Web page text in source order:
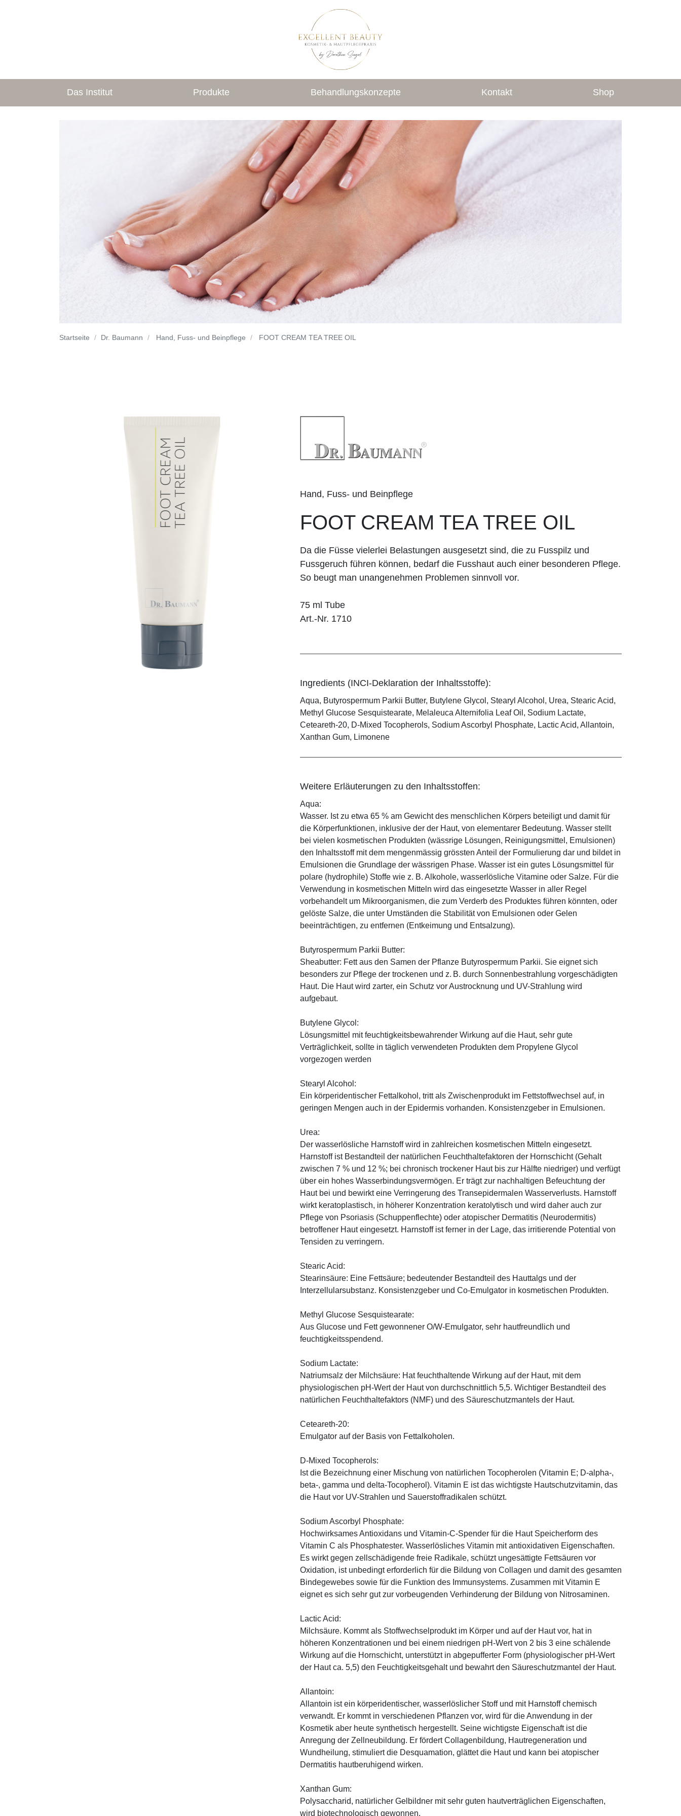
Das Institut Produkte Behandlungskonzepte Kontakt Shop
Startseite Dr. Baumann Hand, Fuss- und Beinpflege FOOT CREAM TEA TREE OIL
Hand, Fuss- und Beinpflege
FOOT CREAM TEA TREE OIL
Da die Füsse vielerlei Belastungen ausgesetzt sind, die zu Fusspilz und
Fussgeruch führen können, bedarf die Fusshaut auch einer besonderen Pflege.
So beugt man unangenehmen Problemen sinnvoll vor.
75 ml Tube
Art.-Nr. 1710
Ingredients (INCI-Deklaration der Inhaltsstoffe):
Aqua, Butyrospermum Parkii Butter, Butylene Glycol, Stearyl Alcohol, Urea, Stearic Acid,
Methyl Glucose Sesquistearate, Melaleuca Alternifolia Leaf Oil, Sodium Lactate,
Ceteareth-20, D-Mixed Tocopherols, Sodium Ascorbyl Phosphate, Lactic Acid, Allantoin,
Xanthan Gum, Limonene
Weitere Erläuterungen zu den Inhaltsstoffen:
Aqua:
Wasser. Ist zu etwa 65 % am Gewicht des menschlichen Körpers beteiligt und damit für
die Körperfunktionen, inklusive der der Haut, von elementarer Bedeutung. Wasser stellt
bei vielen kosmetischen Produkten (wässrige Lösungen, Reinigungsmittel, Emulsionen)
den Inhaltsstoff mit dem mengenmässig grössten Anteil der Formulierung dar und bildet in
Emulsionen die Grundlage der wässrigen Phase. Wasser ist ein gutes Lösungsmittel für
polare (hydrophile) Stoffe wie z. B. Alkohole, wasserlösliche Vitamine oder Salze. Für die
Verwendung in kosmetischen Mitteln wird das eingesetzte Wasser in aller Regel
vorbehandelt um Mikroorganismen, die zum Verderb des Produktes führen könnten, oder
gelöste Salze, die unter Umständen die Stabilität von Emulsionen oder Gelen
beeinträchtigen, zu entfernen (Entkeimung und Entsalzung).
Butyrospermum Parkii Butter:
Sheabutter: Fett aus den Samen der Pflanze Butyrospermum Parkii. Sie eignet sich
besonders zur Pflege der trockenen und z. B. durch Sonnenbestrahlung vorgeschädigten
Haut. Die Haut wird zarter, ein Schutz vor Austrocknung und UV-Strahlung wird
aufgebaut.
Butylene Glycol:
Lösungsmittel mit feuchtigkeitsbewahrender Wirkung auf die Haut, sehr gute
Verträglichkeit, sollte in täglich verwendeten Produkten dem Propylene Glycol
vorgezogen werden
Stearyl Alcohol:
Ein körperidentischer Fettalkohol, tritt als Zwischenprodukt im Fettstoffwechsel auf, in
geringen Mengen auch in der Epidermis vorhanden. Konsistenzgeber in Emulsionen.
Urea:
Der wasserlösliche Harnstoff wird in zahlreichen kosmetischen Mitteln eingesetzt.
Harnstoff ist Bestandteil der natürlichen Feuchthaltefaktoren der Hornschicht (Gehalt
zwischen 7 % und 12 %; bei chronisch trockener Haut bis zur Hälfte niedriger) und verfügt
über ein hohes Wasserbindungsvermögen. Er trägt zur nachhaltigen Befeuchtung der
Haut bei und bewirkt eine Verringerung des Transepidermalen Wasserverlusts. Harnstoff
wirkt keratoplastisch, in höherer Konzentration keratolytisch und wird daher auch zur
Pflege von Psoriasis (Schuppenflechte) oder atopischer Dermatitis (Neurodermitis)
betroffener Haut eingesetzt. Harnstoff ist ferner in der Lage, das irritierende Potential von
Tensiden zu verringern.
Stearic Acid:
Stearinsäure: Eine Fettsäure; bedeutender Bestandteil des Hauttalgs und der
Interzellularsubstanz. Konsistenzgeber und Co-Emulgator in kosmetischen Produkten.
Methyl Glucose Sesquistearate:
Aus Glucose und Fett gewonnener O/W-Emulgator, sehr hautfreundlich und
feuchtigkeitsspendend.
Sodium Lactate:
Natriumsalz der Milchsäure: Hat feuchthaltende Wirkung auf der Haut, mit dem
physiologischen pH-Wert der Haut von durchschnittlich 5,5. Wichtiger Bestandteil des
natürlichen Feuchthaltefaktors (NMF) und des Säureschutzmantels der Haut.
Ceteareth-20:
Emulgator auf der Basis von Fettalkoholen.
D-Mixed Tocopherols:
Ist die Bezeichnung einer Mischung von natürlichen Tocopherolen (Vitamin E; D-alpha-,
beta-, gamma und delta-Tocopherol). Vitamin E ist das wichtigste Hautschutzvitamin, das
die Haut vor UV-Strahlen und Sauerstoffradikalen schützt.
Sodium Ascorbyl Phosphate:
Hochwirksames Antioxidans und Vitamin-C-Spender für die Haut Speicherform des
Vitamin C als Phosphatester. Wasserlösliches Vitamin mit antioxidativen Eigenschaften.
Es wirkt gegen zellschädigende freie Radikale, schützt ungesättigte Fettsäuren vor
Oxidation, ist unbedingt erforderlich für die Bildung von Collagen und damit des gesamten
Bindegewebes sowie für die Funktion des Immunsystems. Zusammen mit Vitamin E
eignet es sich sehr gut zur vorbeugenden Verhinderung der Bildung von Nitrosaminen.
Lactic Acid:
Milchsäure. Kommt als Stoffwechselprodukt im Körper und auf der Haut vor, hat in
höheren Konzentrationen und bei einem niedrigen pH-Wert von 2 bis 3 eine schälende
Wirkung auf die Hornschicht, unterstützt in abgepufferter Form (physiologischer pH-Wert
der Haut ca. 5,5) den Feuchtigkeitsgehalt und bewahrt den Säureschutzmantel der Haut.
Allantoin:
Allantoin ist ein körperidentischer, wasserlöslicher Stoff und mit Harnstoff chemisch
verwandt. Er kommt in verschiedenen Pflanzen vor, wird für die Anwendung in der
Kosmetik aber heute synthetisch hergestellt. Seine wichtigste Eigenschaft ist die
Anregung der Zellneubildung. Er fördert Collagenbildung, Hautregeneration und
Wundheilung, stimuliert die Desquamation, glättet die Haut und kann bei atopischer
Dermatitis hautberuhigend wirken.
Xanthan Gum:
Polysaccharid, natürlicher Gelbildner mit sehr guten hautverträglichen Eigenschaften,
wird biotechnologisch gewonnen.